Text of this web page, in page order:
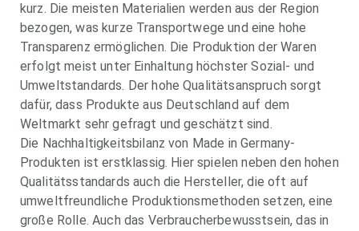
kurz. Die meisten Materialien werden aus der Region
bezogen, was kurze Transportwege und eine hohe
Transparenz ermöglichen. Die Produktion der Waren
erfolgt meist unter Einhaltung höchster Sozial- und
Umweltstandards. Der hohe Qualitätsanspruch sorgt
dafür, dass Produkte aus Deutschland auf dem
Weltmarkt sehr gefragt und geschätzt sind.
Die Nachhaltigkeitsbilanz von Made in Germany-
Produkten ist erstklassig. Hier spielen neben den hohen
Qualitätsstandards auch die Hersteller, die oft auf
umweltfreundliche Produktionsmethoden setzen, eine
große Rolle. Auch das Verbraucherbewusstsein, das in